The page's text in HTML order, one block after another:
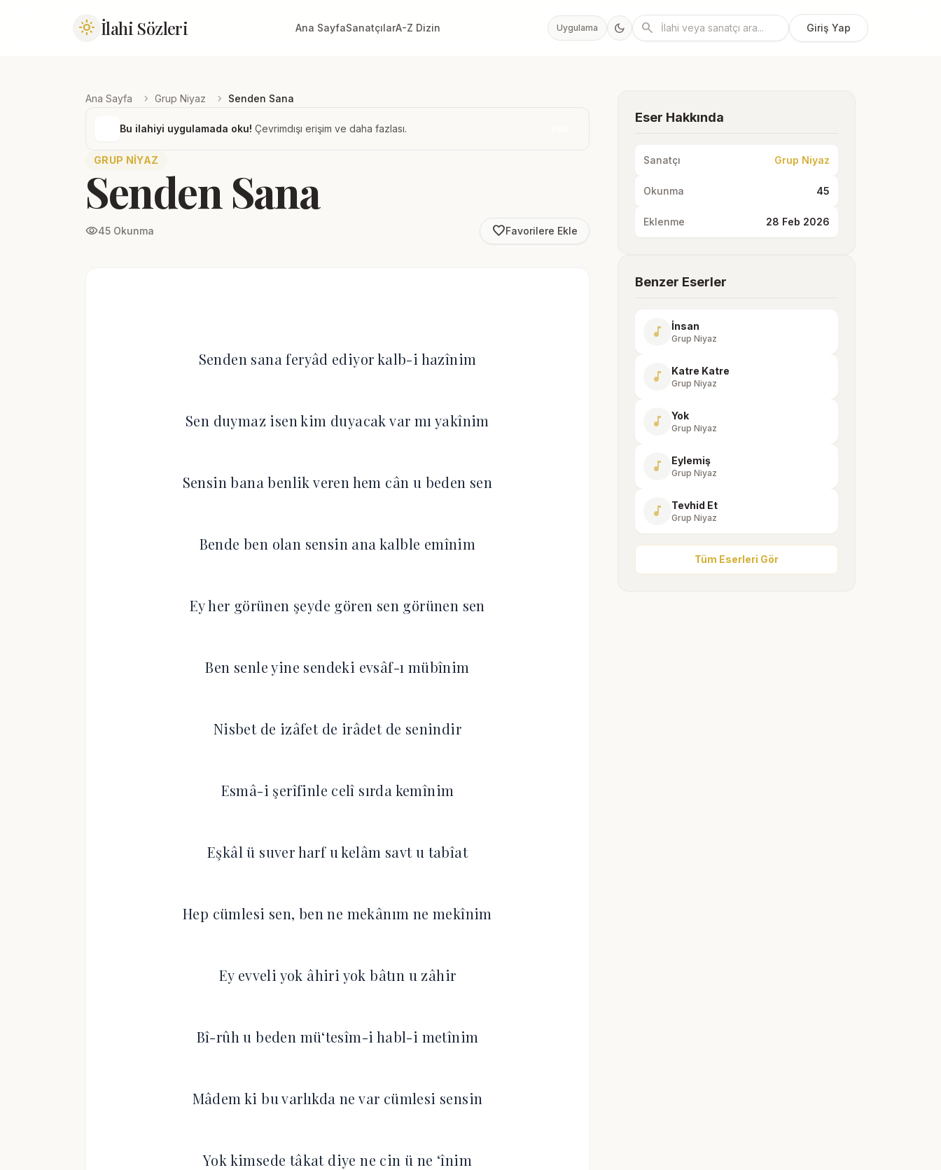
light_mode İlahi Sözleri Ana SayfaSanatçılarA-Z Dizin Uygulama dark_mode search Giriş Yap
Ana Sayfa chevron_right Grup Niyaz chevron_right Senden Sana
Bu ilahiyi uygulamada oku! Çevrimdışı erişim ve daha fazlası.
GRUP NIYAZ
Senden Sana
visibility45 Okunma favorite_borderFavorilere Ekle
Senden sana feryâd ediyor kalb-i hazînim
Sen duymaz isen kim duyacak var mı yakînim
Sensin bana benlik veren hem cân u beden sen
Bende ben olan sensin ana kalble emînim
Ey her görünen şeyde gören sen görünen sen
Ben senle yine sendeki evsâf-ı mübînim
Nisbet de izâfet de irâdet de senindir
Esmâ-i şerîfinle celî sırda kemînim
Eşkâl ü suver harf u kelâm savt u tabîat
Hep cümlesi sen, ben ne mekânım ne mekînim
Ey evveli yok âhiri yok bâtın u zâhir
Bî-rûh u beden mü‘tesîm-i habl-i metînim
Mâdem ki bu varlıkda ne var cümlesi sensin
Yok kimsede tâkat diye ne cin ü ne ‘înim
Eser Hakkında
Sanatçı Grup Niyaz
Okunma 45
Eklenme 28 Feb 2026
Benzer Eserler
music_note İnsan
Grup Niyaz
music_note Katre Katre
Grup Niyaz
music_note Yok
Grup Niyaz
music_note Eylemiş
Grup Niyaz
music_note Tevhid Et
Grup Niyaz
Tüm Eserleri Gör